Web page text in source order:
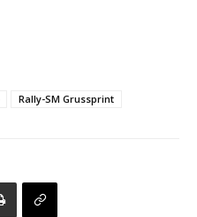
Rally-SM Grussprint